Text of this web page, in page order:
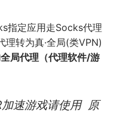
指定应用走Socks代理
转为真·全局(类VPN)
局代理（代理软件/游
速游戏请使用原